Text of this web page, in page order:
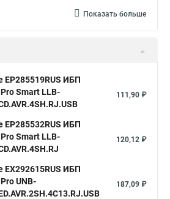
Показать больше
EP285519RUS ИБП
Smart LLB-
111,90 ₽
EP285532RUS ИБП
Smart LLB-
120,12 ₽
EX292615RUS ИБП
UNB-
187,09 ₽